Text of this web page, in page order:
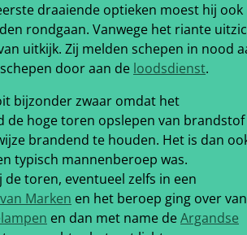
draaiende optieken moest hij ook
rondgaan. Vanwege het riante
uitkijk. Zij melden schepen in nood
door aan de loodsdienst.
bijzonder zwaar omdat het
hoge toren opslepen van brandstof
brandend te houden. Het is dan
typisch mannenberoep was.
toren, eventueel zelfs in een
Marken en het beroep ging over van
en dan met name deArgandse